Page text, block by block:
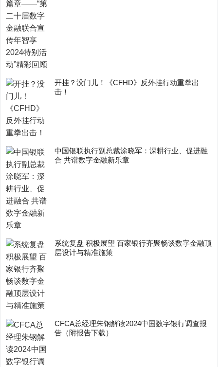
开挂？没门儿！《CFHD》反外挂行动重拳出
击！
中国银联执行副总裁涂晓军：深耕行业、促进融
合 共谱数字金融新乐章
系统复盘 积极展望 百家银行齐聚畅谈数字金融顶
层设计与精准施策
CFCA总经理朱钢解读2024中国数字银行调查报
告（附报告下载）